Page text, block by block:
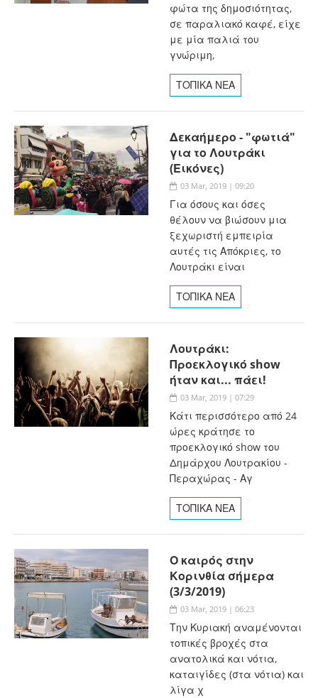
φώτα της δημοσιότητας,
σε παραλιακό καφέ, είχε
με μία παλιά του
γνώριμη,
ΤΟΠΙΚΑ ΝΕΑ
Δεκαήμερο - "φωτιά"
για το Λουτράκι
(Εικόνες)
03 Mar, 2019 | 09:20
Για όσους και όσες
θέλουν να βιώσουν μια
ξεχωριστή εμπειρία
αυτές τις Απόκριες, το
Λουτράκι είναι
ΤΟΠΙΚΑ ΝΕΑ
Λουτράκι:
Προεκλογικό show
ήταν και... πάει!
03 Mar, 2019 | 07:29
Κάτι περισσότερο από 24
ώρες κράτησε το
προεκλογικό show του
Δημάρχου Λουτρακίου -
Περαχώρας - Αγ
ΤΟΠΙΚΑ ΝΕΑ
Ο καιρός στην
Κορινθία σήμερα
(3/3/2019)
03 Mar, 2019 | 06:23
Την Κυριακή αναμένονται
τοπικές βροχές στα
ανατολικά και νότια,
καταιγίδες (στα νότια) και
λίγα χ